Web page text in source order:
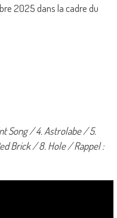
2025 dans la cadre du
Song / 4. Astrolabe / 5.
Brick / 8. Hole / Rappel :